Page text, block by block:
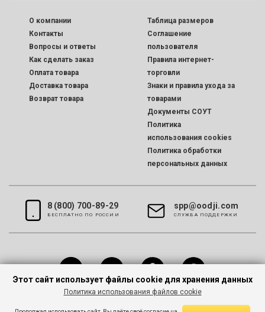
O компании
Контакты
Вопросы и ответы
Как сделать заказ
Оплата товара
Доставка товара
Возврат товара
Таблица размеров
Соглашение
пользователя
Правила интернет-
торговли
Знаки и правила ухода за
товарами
Документы СОУТ
Политика
использования cookies
Политика обработки
персональных данных
8 (800) 700-89-29
БЕСПЛАТНО ПО РОССИИ
spp@oodji.com
CЛУЖБА ПОДДЕРЖКИ
Этот сайт использует файлы cookie для хранения данных
Политика использования файлов cookie